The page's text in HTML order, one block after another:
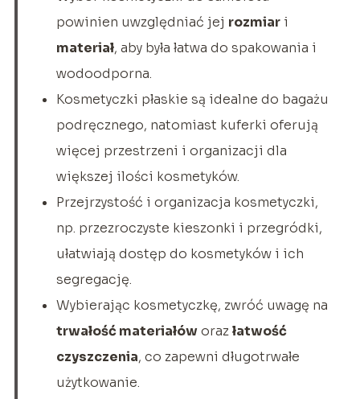
powinien uwzględniać jej rozmiari
materiał, aby była łatwa do spakowania i
wodoodporna.
Kosmetyczki płaskie są idealne do bagażu
podręcznego, natomiast kuferki oferują
więcej przestrzeni i organizacji dla
większej ilości kosmetyków.
Przejrzystość i organizacja kosmetyczki,
np. przezroczyste kieszonki i przegródki,
ułatwiają dostęp do kosmetyków i ich
segregację.
Wybierając kosmetyczkę, zwróć uwagę na
trwałość materiałóworazłatwość
czyszczenia, co zapewni długotrwałe
użytkowanie.